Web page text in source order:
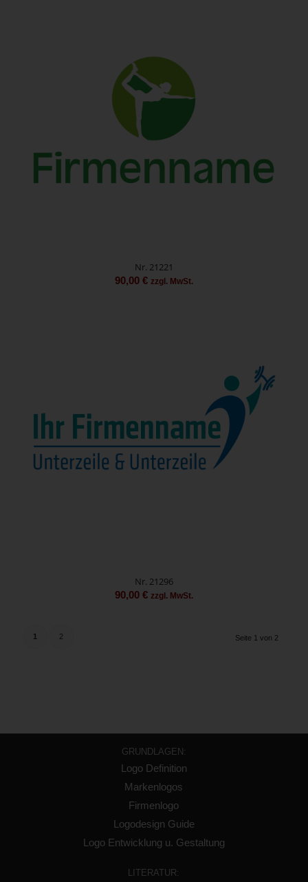
Nr. 21221
90,00 € zzgl. MwSt.
Nr. 21296
90,00 € zzgl. MwSt.
Seite 1 von 2
1 2
GRUNDLAGEN:
Logo Definition
Markenlogos
Firmenlogo
Logodesign Guide
Logo Entwicklung u. Gestaltung
LITERATUR: